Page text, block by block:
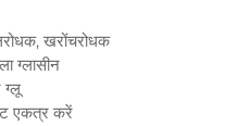
खरोंचरोधक
ग्लासीन
ग्लू
एकत्र करें